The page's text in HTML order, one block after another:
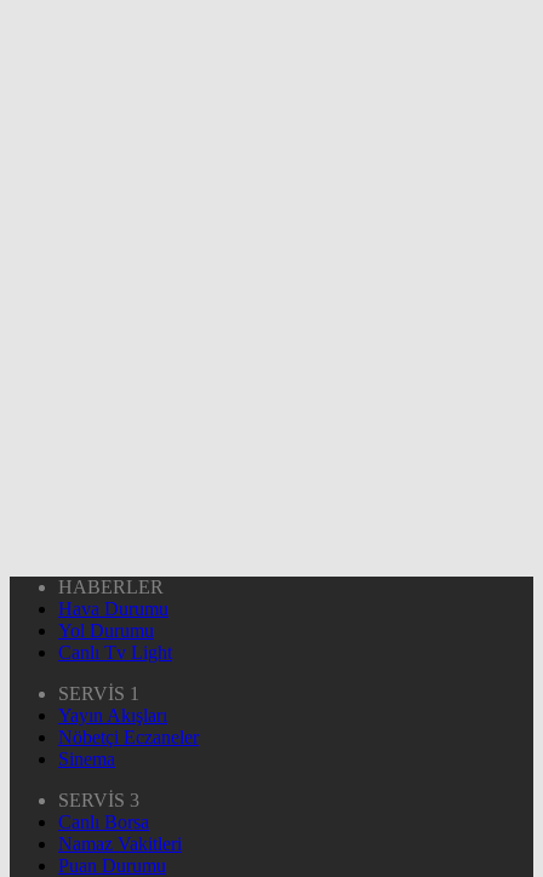
HABERLER
Hava Durumu
Yol Durumu
Canlı Tv Light
SERVİS 1
Yayın Akışları
Nöbetçi Eczaneler
Sinema
SERVİS 3
Canlı Borsa
Namaz Vakitleri
Puan Durumu